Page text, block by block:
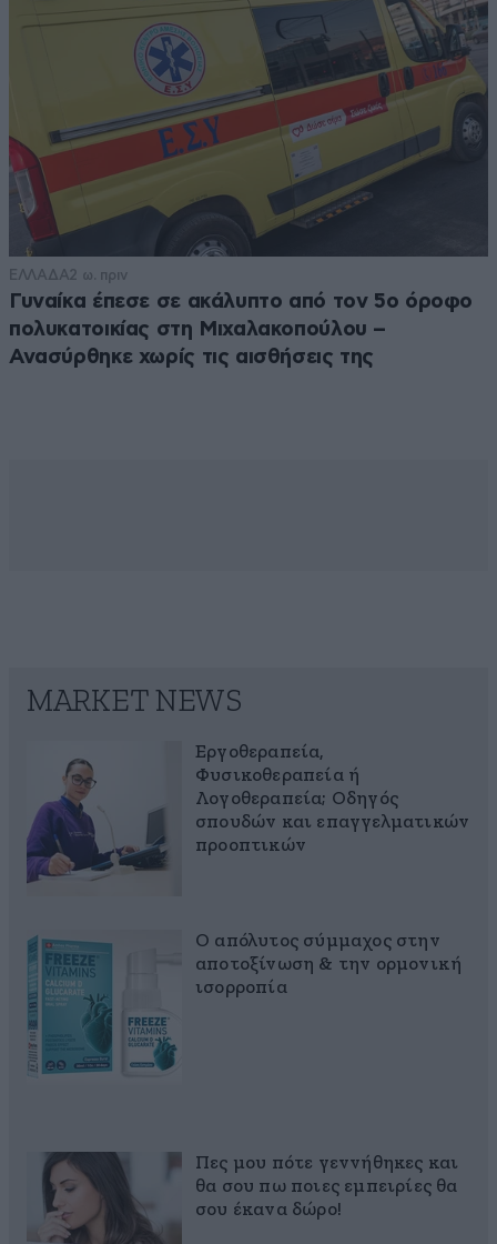
ΕΛΛΑΔΑ2 ω. πριν
Γυναίκα έπεσε σε ακάλυπτο από τον 5ο όροφο
πολυκατοικίας στη Μιχαλακοπούλου –
Ανασύρθηκε χωρίς τις αισθήσεις της
MARKET NEWS
Εργοθεραπεία,
Φυσικοθεραπεία ή
Λογοθεραπεία; Οδηγός
σπουδών και επαγγελματικών
προοπτικών
Ο απόλυτος σύμμαχος στην
αποτοξίνωση & την ορμονική
ισορροπία
Πες μου πότε γεννήθηκες και
θα σου πω ποιες εμπειρίες θα
σου έκανα δώρο!